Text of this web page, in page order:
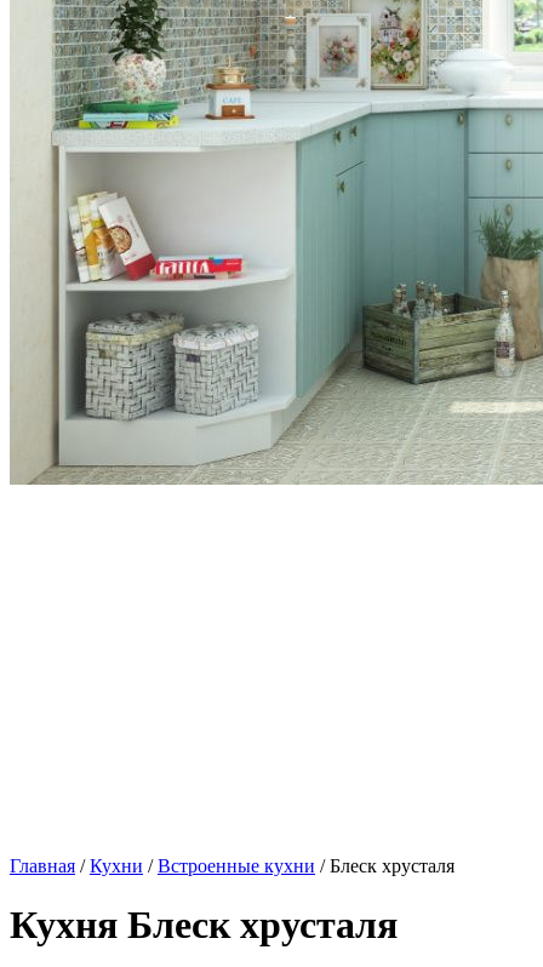
Главная /Кухни /Встроенные кухни / Блеск хрусталя
Кухня Блеск хрусталя